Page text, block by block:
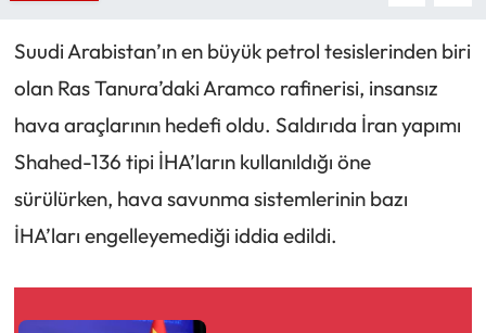
Suudi Arabistan’ın en büyük petrol tesislerinden biri
olan Ras Tanura’daki Aramco rafinerisi, insansız
hava araçlarının hedefi oldu. Saldırıda İran yapımı
Shahed-136 tipi İHA’ların kullanıldığı öne
sürülürken, hava savunma sistemlerinin bazı
İHA’ları engelleyemediği iddia edildi.